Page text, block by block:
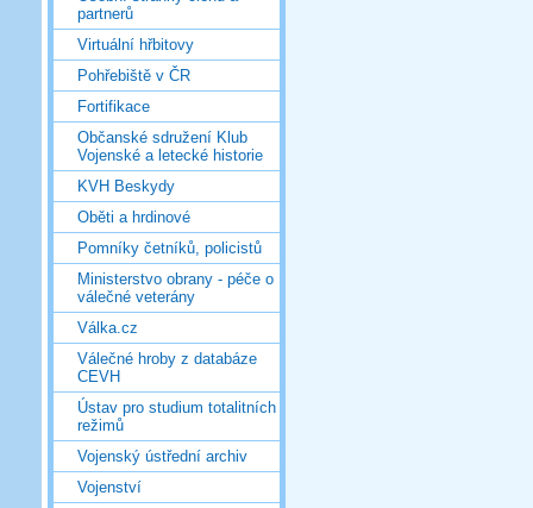
partnerů
Virtuální hřbitovy
Pohřebiště v ČR
Fortifikace
Občanské sdružení Klub
Vojenské a letecké historie
KVH Beskydy
Oběti a hrdinové
Pomníky četníků, policistů
Ministerstvo obrany - péče o
válečné veterány
Válka.cz
Válečné hroby z databáze
CEVH
Ústav pro studium totalitních
režimů
Vojenský ústřední archiv
Vojenství